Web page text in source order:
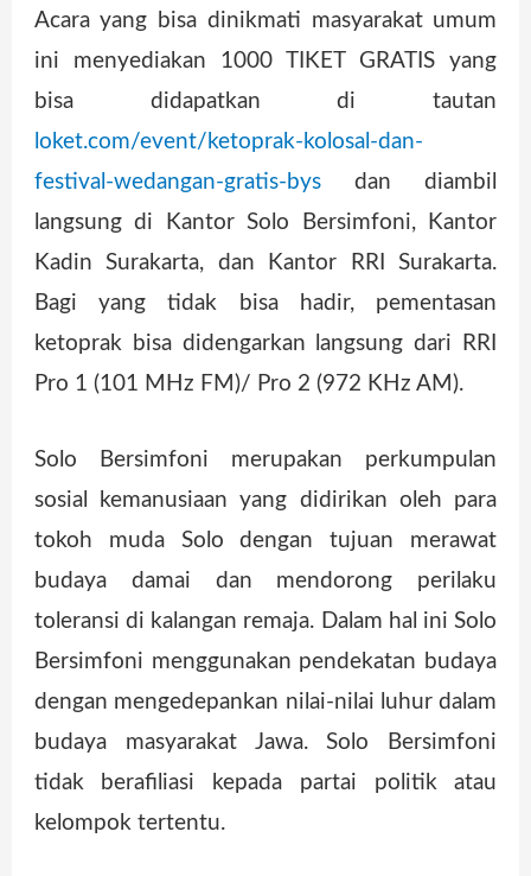
Acara yang bisa dinikmati masyarakat umum
ini menyediakan 1000 TIKET GRATIS yang
bisa didapatkan di tautan
loket.com/event/ketoprak-kolosal-dan-
festival-wedangan-gratis-bysdan diambil
langsung di Kantor Solo Bersimfoni, Kantor
Kadin Surakarta, dan Kantor RRI Surakarta.
Bagi yang tidak bisa hadir, pementasan
ketoprak bisa didengarkan langsung dari RRI
Pro 1 (101 MHz FM)/ Pro 2 (972 KHz AM).
Solo Bersimfoni merupakan perkumpulan
sosial kemanusiaan yang didirikan oleh para
tokoh muda Solo dengan tujuan merawat
budaya damai dan mendorong perilaku
toleransi di kalangan remaja. Dalam hal ini Solo
Bersimfoni menggunakan pendekatan budaya
dengan mengedepankan nilai-nilai luhur dalam
budaya masyarakat Jawa. Solo Bersimfoni
tidak berafiliasi kepada partai politik atau
kelompok tertentu.